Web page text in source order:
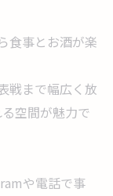
食事とお酒が楽
戦まで幅広く放
空間が魅力で
や電話で事